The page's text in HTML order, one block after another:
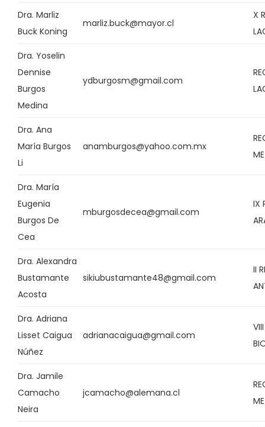
Dra. Marliz
Buck Koning
marliz.buck@mayor.cl
X
Dra. Yoselin
Dennise
Burgos
Medina
ydburgosm@gmail.com
Dra. Ana
María Burgos
Li
anamburgos@yahoo.com.mx
Dra. María
Eugenia
Burgos De
Cea
mburgosdecea@gmail.com
IX
Dra. Alexandra
Bustamante
Acosta
sikiubustamante48@gmail.com
II
Dra. Adriana
Lisset Caigua
Núñez
adrianacaigua@gmail.com
Dra. Jamile
Camacho
Neira
jcamacho@alemana.cl